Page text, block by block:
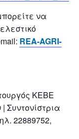
να
REA-AGRI-
ΚΕΒΕ
Συντονίστρια
22889752,